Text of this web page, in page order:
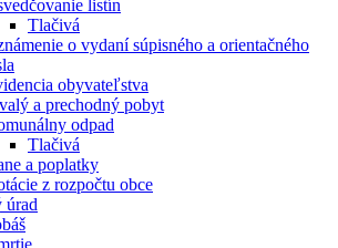
listín
Tlačivá
o vydaní súpisného a orientačného
obyvateľstva
a prechodný pobyt
odpad
Tlačivá
a poplatky
z rozpočtu obce
úrad